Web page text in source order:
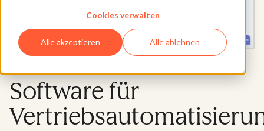
Cookies verwalten
Alle akzeptieren Alle ablehnen
Software für